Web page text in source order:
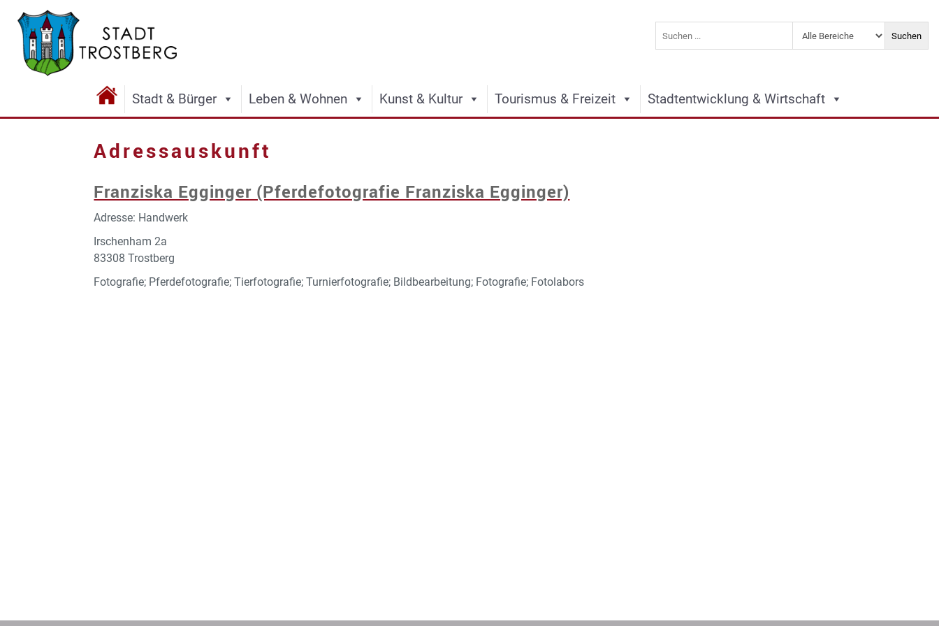
Stadt & Bürger Leben & Wohnen Kunst & Kultur Tourismus & Freizeit Stadtentwicklung & Wirtschaft
Adressauskunft
Franziska Egginger (Pferdefotografie Franziska Egginger)
Adresse: Handwerk
Irschenham 2a
83308 Trostberg
Fotografie; Pferdefotografie; Tierfotografie; Turnierfotografie; Bildbearbeitung; Fotografie; Fotolabors